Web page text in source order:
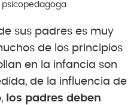
psicopedagoga
sus padres es muy
de los principios
en la infancia son
de la influencia de
los padres deben